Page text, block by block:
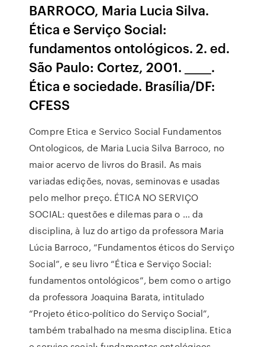
BARROCO, Maria Lucia Silva.
Ética e Serviço Social:
fundamentos ontológicos. 2. ed.
São Paulo: Cortez, 2001. _____.
Ética e sociedade. Brasília/DF:
CFESS
Compre Etica e Servico Social Fundamentos
Ontologicos, de Maria Lucia Silva Barroco, no
maior acervo de livros do Brasil. As mais
variadas edições, novas, seminovas e usadas
pelo melhor preço. ÉTICA NO SERVIÇO
SOCIAL: questões e dilemas para o ... da
disciplina, à luz do artigo da professora Maria
Lúcia Barroco, “Fundamentos éticos do Serviço
Social”, e seu livro “Ética e Serviço Social:
fundamentos ontológicos”, bem como o artigo
da professora Joaquina Barata, intitulado
“Projeto ético-político do Serviço Social”,
também trabalhado na mesma disciplina. Etica